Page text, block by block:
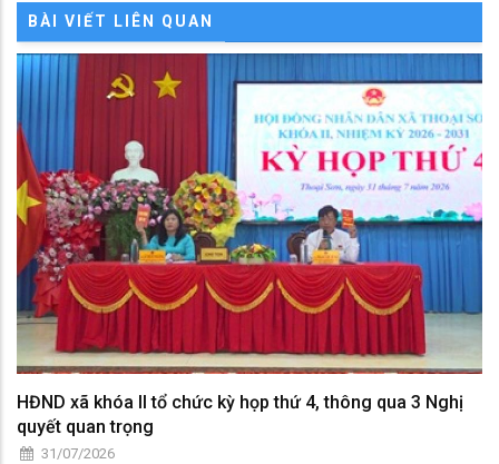
BÀI VIẾT LIÊN QUAN
HĐND xã khóa II tổ chức kỳ họp thứ 4, thông qua 3 Nghị
quyết quan trọng
31/07/2026